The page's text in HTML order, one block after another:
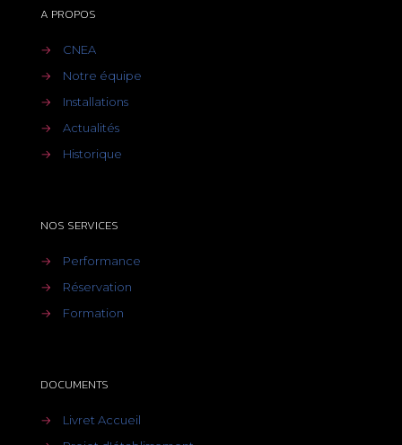
A PROPOS
→
CNEA
→
Notre équipe
→
Installations
→
Actualités
→
Historique
NOS SERVICES
→
Performance
→
Réservation
→
Formation
DOCUMENTS
→
Livret Accueil